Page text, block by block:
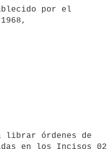
en los Incisos 02